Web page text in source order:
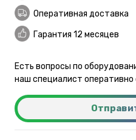
Оперативная доставка
Гарантия 12 месяцев
Есть вопросы по
наш специалист оперативно